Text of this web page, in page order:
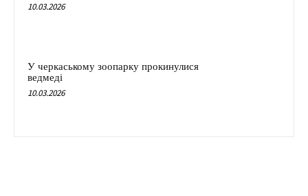
10.03.2026
У черкаському зоопарку прокинулися
ведмеді
10.03.2026